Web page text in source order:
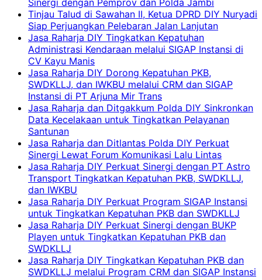
Tinjau Talud di Sawahan II, Ketua DPRD DIY Nuryadi
Siap Perjuangkan Pelebaran Jalan Lanjutan
Jasa Raharja DIY Tingkatkan Kepatuhan
Administrasi Kendaraan melalui SIGAP Instansi di
CV Kayu Manis
Jasa Raharja DIY Dorong Kepatuhan PKB,
SWDKLLJ, dan IWKBU melalui CRM dan SIGAP
Instansi di PT Arjuna Mir Trans
Jasa Raharja dan Ditgakkum Polda DIY Sinkronkan
Data Kecelakaan untuk Tingkatkan Pelayanan
Santunan
Jasa Raharja dan Ditlantas Polda DIY Perkuat
Sinergi Lewat Forum Komunikasi Lalu Lintas
Jasa Raharja DIY Perkuat Sinergi dengan PT Astro
Transport Tingkatkan Kepatuhan PKB, SWDKLLJ,
dan IWKBU
Jasa Raharja DIY Perkuat Program SIGAP Instansi
untuk Tingkatkan Kepatuhan PKB dan SWDKLLJ
Jasa Raharja DIY Perkuat Sinergi dengan BUKP
Playen untuk Tingkatkan Kepatuhan PKB dan
SWDKLLJ
Jasa Raharja DIY Tingkatkan Kepatuhan PKB dan
SWDKLLJ melalui Program CRM dan SIGAP Instansi